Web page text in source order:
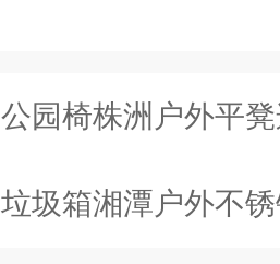
公园椅株洲户外平凳连椅 景
垃圾箱湘潭户外不锈钢景观果皮